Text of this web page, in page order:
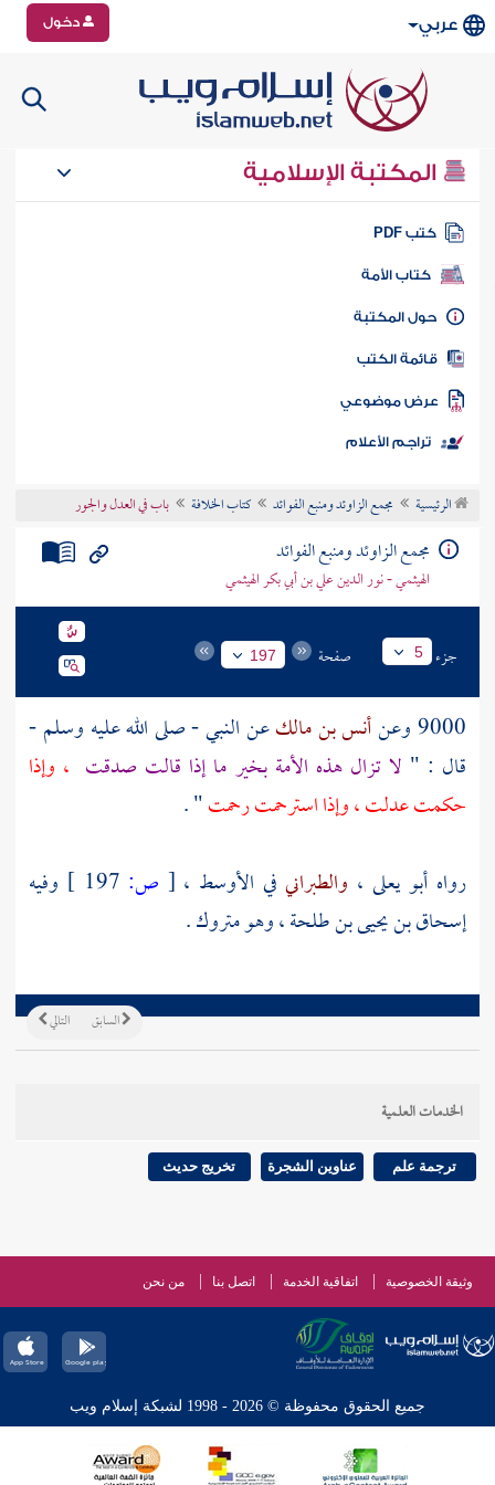
عربي دخول
المكتبة الإسلامية
كتب PDF
كتاب الأمة
المكتبة
الكتب
موضوعي
تراجم الأعلام
الرئيسية مجمع الزاوئد ومنبع الفوائد كتاب الخلافة باب في العدل والجور
مجمع الزاوئد ومنبع الفوائد
الهيثمي - نور الدين علي بن أبي بكر الهيثمي
جزء 5 صفحة 197
9000 وعن أنس بن مالكعن النبي - صلى الله عليه وسلم -
قال : " لا تزال هذه الأمة بخير ما إذا قالت صدقت ، وإذا
حكمت عدلت ، وإذا استرحمت رحمت" .
رواه أبو يعلى ، والطبراني في الأوسط ، [ ص:
وفيه
إسحاق بن يحيى بن طلحة، وهو متروك .
التالي السابق
الخدمات العلمية
ترجمة علم عناوين الشجرة تخريج حديث
وثيقة الخصوصية اتفاقية الخدمة اتصل بنا من نحن
جميع الحقوق محفوظة © 2026 - 1998 لشبكة إسلام ويب